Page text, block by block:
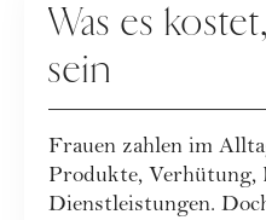
Was es
sein
Frauen zahlen im
Produkte, Verhütung,
Dienstleistungen.